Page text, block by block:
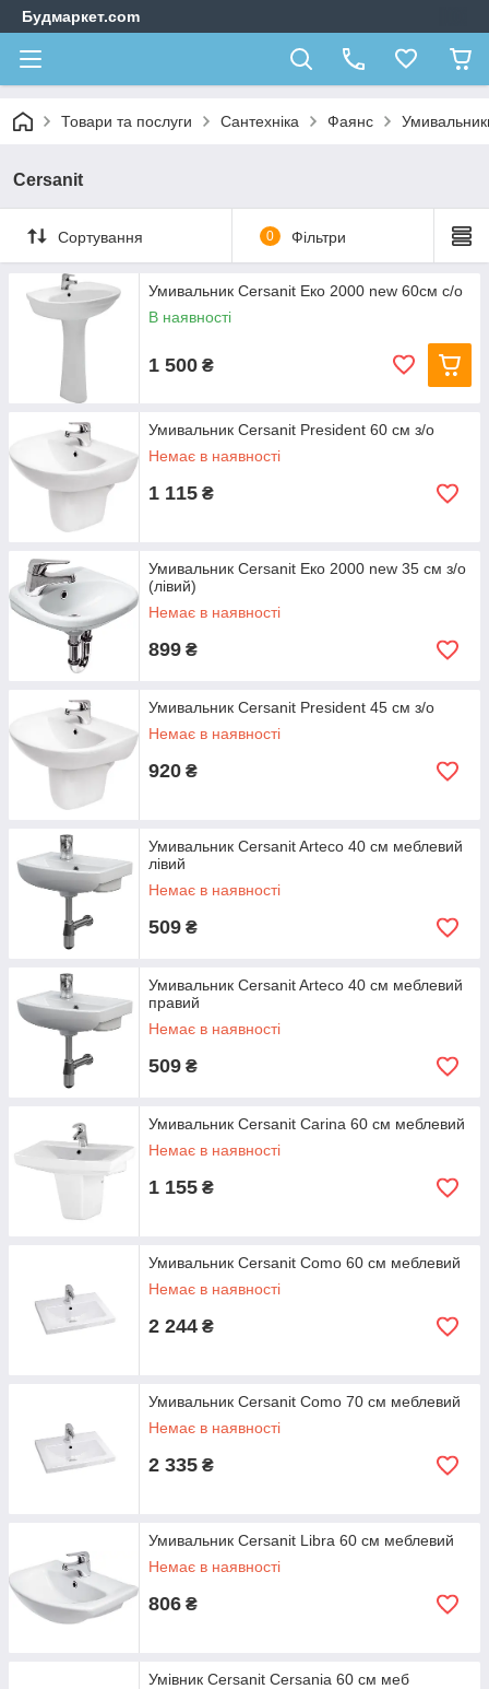
Будмаркет.com
Товари та послуги Сантехніка Фаянс
Cersanit
Сортування 0 Фільтри
Умивальник Cersanit Еко 2000 new 60см с/о
В наявності
1 500 ₴
Умивальник Cersanit President 60 см з/о
Немає в наявності
1 115 ₴
Умивальник Cersanit Еко 2000 new 35 см з/о
(лівий)
Немає в наявності
899 ₴
Умивальник Cersanit President 45 см з/о
Немає в наявності
920 ₴
Умивальник Cersanit Arteco 40 см меблевий
лівий
Немає в наявності
509 ₴
Умивальник Cersanit Arteco 40 см меблевий
правий
Немає в наявності
509 ₴
Умивальник Cersanit Carina 60 см меблевий
Немає в наявності
1 155 ₴
Умивальник Cersanit Como 60 см меблевий
Немає в наявності
2 244 ₴
Умивальник Cersanit Como 70 см меблевий
Немає в наявності
2 335 ₴
Умивальник Cersanit Libra 60 см меблевий
Немає в наявності
806 ₴
Умівник Cersanit Cersania 60 см меб